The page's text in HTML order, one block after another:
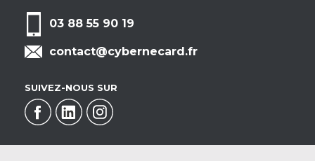
03 88 55 90 19
contact@cybernecard.fr
SUIVEZ-NOUS SUR